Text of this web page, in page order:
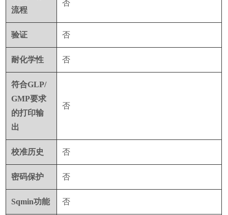
流程
否
验证 否
耐化学性 否
符合GLP/
GMP要求
的打印输
出
否
校准历史 否
密码保护 否
Sqmin功能 否